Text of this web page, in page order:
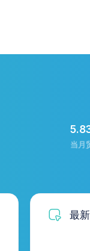
当月
最